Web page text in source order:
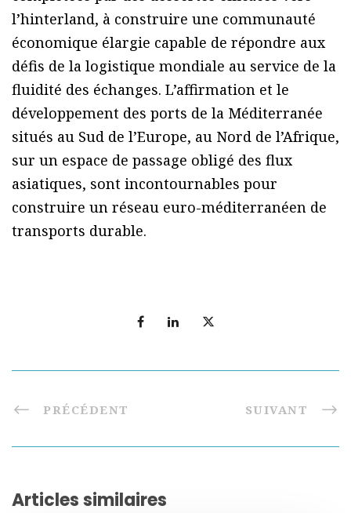
l’hinterland, à construire une communauté
économique élargie capable de répondre aux
défis de la logistique mondiale au service de la
fluidité des échanges. L’affirmation et le
développement des ports de la Méditerranée
situés au Sud de l’Europe, au Nord de l’Afrique,
sur un espace de passage obligé des flux
asiatiques, sont incontournables pour
construire un réseau euro-méditerranéen de
transports durable.
PRÉCÉDENT SUIVANT
Articles similaires